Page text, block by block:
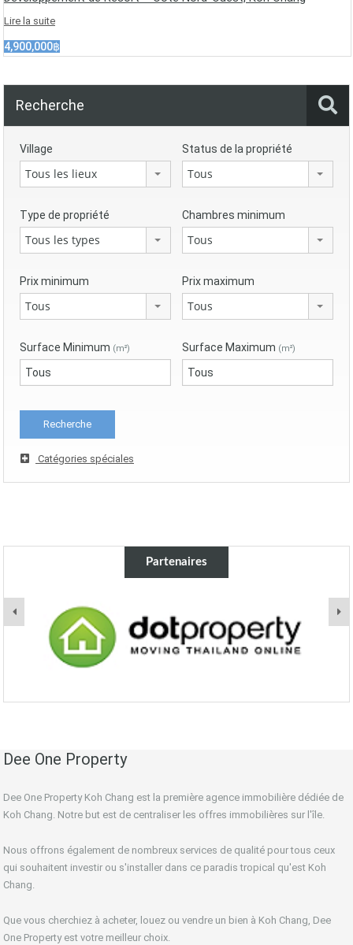
Lire la suite
4,900,000฿
Recherche
Village
Tous les lieux
Status de la propriété
Tous
Type de propriété
Tous les types
Chambres minimum
Tous
Prix minimum
Tous
Prix maximum
Tous
Surface Minimum (m²) Surface Maximum (m²)
Catégories spéciales
Partenaires
Dee One Property
Dee One Property Koh Chang est la première agence immobilière dédiée de
Koh Chang. Notre but est de centraliser les offres immobilières sur l'île.
Nous offrons également de nombreux services de qualité pour tous ceux
qui souhaitent investir ou s'installer dans ce paradis tropical qu'est Koh
Chang.
Que vous cherchiez à acheter, louez ou vendre un bien à Koh Chang, Dee
One Property est votre meilleur choix.